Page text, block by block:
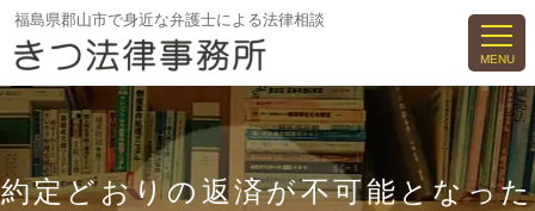
コ
ン
へ
ス
福島県郡山市で身近な弁護士による法律相談
MENU
約定どおりの返済が不可能となった